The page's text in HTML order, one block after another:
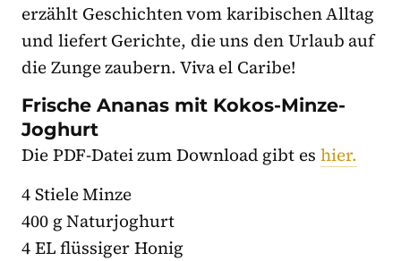
erzählt Geschichten vom karibischen Alltag
und liefert Gerichte, die uns den Urlaub auf
die Zunge zaubern. Viva el Caribe!
Frische Ananas mit Kokos-Minze-
Joghurt
Die PDF-Datei zum Download gibt es hier.
4 Stiele Minze
400 g Naturjoghurt
4 EL flüssiger Honig